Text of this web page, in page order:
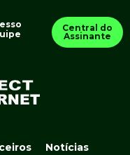
Central do
Assinante
Notícias